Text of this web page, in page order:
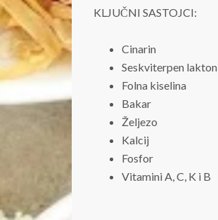
KLJUČNI SASTOJCI:
Cinarin
Seskviterpen lakton
Folna kiselina
Bakar
Željezo
Kalcij
Fosfor
Vitamini A, C, K i B